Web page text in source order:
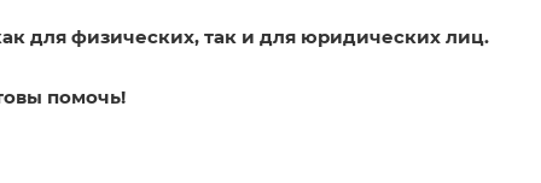
для физических, так и для юридических лиц.
помочь!